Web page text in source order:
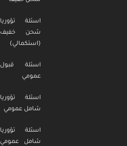
اسئلة تؤوريا
شحن خفيف
(استكمالي)
اسئلة قبول
عمومي
اسئلة تؤوريا
شامل عمومي
اسئلة تؤوريا
شامل عمومي